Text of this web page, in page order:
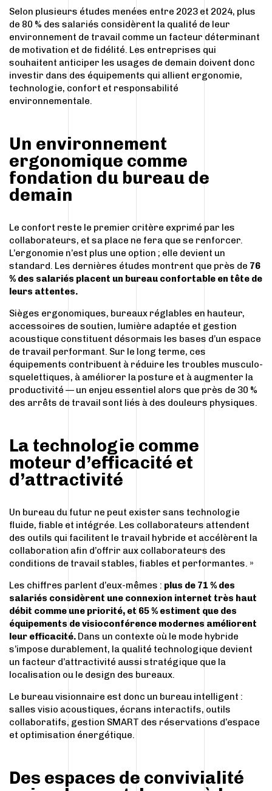
Selon plusieurs études menées entre 2023 et 2024, plus
de 80 % des salariés considèrent la qualité de leur
environnement de travail comme un facteur déterminant
de motivation et de fidélité. Les entreprises qui
souhaitent anticiper les usages de demain doivent donc
investir dans des équipements qui allient ergonomie,
technologie, confort et responsabilité
environnementale.
Un environnement
ergonomique comme
fondation du bureau de
demain
Le confort reste le premier critère exprimé par les
collaborateurs, et sa place ne fera que se renforcer.
L’ergonomie n’est plus une option ; elle devient un
standard. Les dernières études montrent que près de 76
% des salariés placent un bureau confortable en tête de
leurs attentes.
Sièges ergonomiques, bureaux réglables en hauteur,
accessoires de soutien, lumière adaptée et gestion
acoustique constituent désormais les bases d’un espace
de travail performant. Sur le long terme, ces
équipements contribuent à réduire les troubles musculo-
squelettiques, à améliorer la posture et à augmenter la
productivité — un enjeu essentiel alors que près de 30 %
des arrêts de travail sont liés à des douleurs physiques.
La technologie comme
moteur d’efficacité et
d’attractivité
Un bureau du futur ne peut exister sans technologie
fluide, fiable et intégrée. Les collaborateurs attendent
des outils qui facilitent le travail hybride et accélèrent la
collaboration afin d’offrir aux collaborateurs des
conditions de travail stables, fiables et performantes. »
Les chiffres parlent d’eux-mêmes : plus de 71 % des
salariés considèrent une connexion internet très haut
débit comme une priorité, et 65 % estiment que des
équipements de visioconférence modernes améliorent
leur efficacité. Dans un contexte où le mode hybride
s’impose durablement, la qualité technologique devient
un facteur d’attractivité aussi stratégique que la
localisation ou le design des bureaux.
Le bureau visionnaire est donc un bureau intelligent :
salles visio acoustiques, écrans interactifs, outils
collaboratifs, gestion SMART des réservations d’espace
et optimisation énergétique.
Des espaces de convivialité